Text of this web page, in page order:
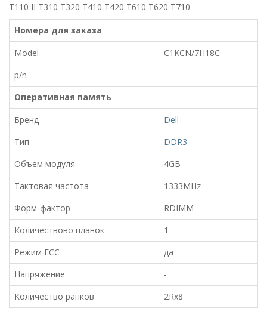
T110 II T310 T320 T410 T420 T610 T620 T710
Номера для заказа
Model
C1KCN/7H18C
p/n
-
Оперативная память
Бренд
Dell
Тип
DDR3
Объем модуля
4GB
Тактовая частота
1333MHz
Форм-фактор
RDIMM
Количествово планок
1
Режим ECC
да
Напряжение
-
Количество ранков
2Rx8